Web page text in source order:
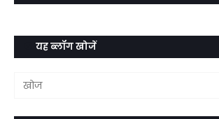
यह ब्लॉग खोजें